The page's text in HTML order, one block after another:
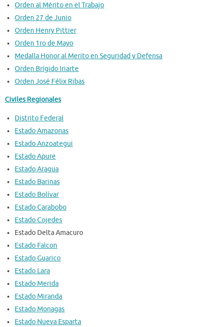
Orden al Mérito en el Trabajo
Orden 27 de Junio
Orden Henry Pittier
Orden 1ro de Mayo
Medalla Honor al Merito en Seguridad y Defensa
Orden Brígido Iriarte
Orden José Félix Ribas
Civiles Regionales
Distrito Federal
Estado Amazonas
Estado Anzoategui
Estado Apure
Estado Aragua
Estado Barinas
Estado Bolívar
Estado Carabobo
Estado Cojedes
Estado Delta Amacuro
Estado Falcon
Estado Guarico
Estado Lara
Estado Merida
Estado Miranda
Estado Monagas
Estado Nueva Esparta